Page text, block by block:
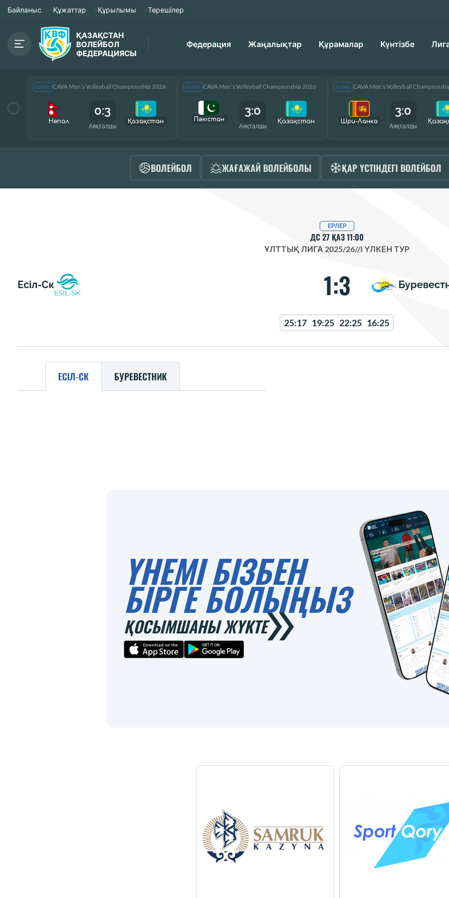
Байланыс Құжаттар Құрылымы Төрешілер
ҚАЗАҚСТАН
ВОЛЕЙБОЛ
ФЕДЕРАЦИЯСЫ
Федерация Жаңалықтар Құрамалар Күнтізбе
Ерлер CAVA Men’s Volleyball Championship 2026
Непал
0:3
Аяқталды
Қазақcтан
Ерлер CAVA Men’s Volleyball Championship 2026
Пәкістан
3:0
Аяқталды
Қазақcтан
Ерлер CAVA Men’s Volleyball
Шри-Ланка
3:0
Аяқталды
ВОЛЕЙБОЛ ЖАҒАЖАЙ ВОЛЕЙБОЛЫ ҚАР ҮСТІНДЕГІ ВОЛЕЙБОЛ
ЕРЛЕР
ДС 27 ҚАЗ 11:00
ҰЛТТЫҚ ЛИГА 2025/26//I ҮЛКЕН ТУР
Есіл-Ск 1:3
25:17 19:25 22:25 16:25
ЕСІЛ-СК БУРЕВЕСТНИК
ҮНЕМІ БІЗБЕН
БІРГЕ БОЛЫҢЫЗ
ҚОСЫМШАНЫ ЖҮКТЕ